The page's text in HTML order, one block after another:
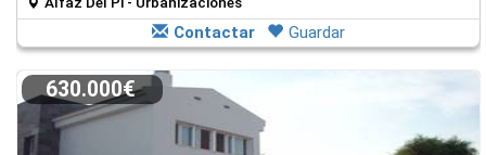
Contactar Guardar
630.000€